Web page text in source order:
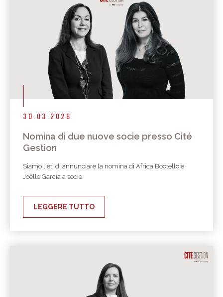
30.03.2026
Nomina di due nuove socie presso Cité
Gestion
Siamo lieti di annunciare la nomina di Africa Bootello e
Joëlle Garcia a socie.
LEGGERE TUTTO